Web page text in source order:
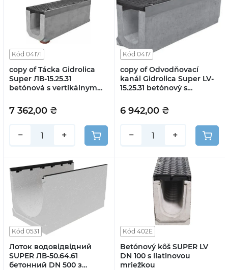
Kód 04171
copy of Tácka Gidrolica
Super ЛВ-15.25.31
betónová s vertikálnym
štrbinovou liatinovou
(súprava)
7 362,00 ₴
− +
Kód 0417
copy of Odvodňovací
kanál Gidrolica Super LV-
15.25.31 betónový s
liatinovou (súprava)
6 942,00 ₴
− +
Kód 0531
Лоток водовідвідний
SUPER ЛВ-50.64.61
бетонний DN 500 з
Kód 402E
Betónový kôš SUPER LV
DN 100 s liatinovou
mriežkou